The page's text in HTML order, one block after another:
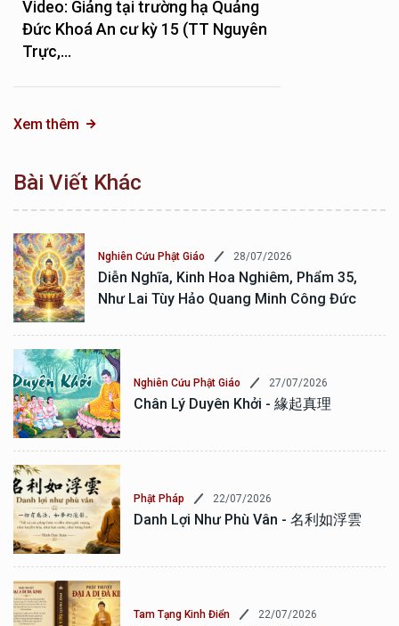
Video: Giảng tại trường hạ Quảng
Đức Khoá An cư kỳ 15 (TT Nguyên
Trực,...
Xem thêm
Bài Viết Khác
Nghiên Cứu Phật Giáo 28/07/2026
Diễn Nghĩa, Kinh Hoa Nghiêm, Phẩm 35,
Như Lai Tùy Hảo Quang Minh Công Đức
Nghiên Cứu Phật Giáo 27/07/2026
Chân Lý Duyên Khởi - 緣起真理
Phật Pháp 22/07/2026
Danh Lợi Như Phù Vân - 名利如浮雲
Tam Tạng Kinh Điển 22/07/2026